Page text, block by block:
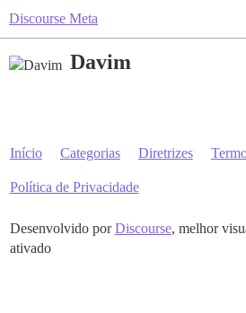
Discourse Meta
Davim
Início Categorias Diretrizes
Política de Privacidade
Desenvolvido porDiscourse, melhor
ativado